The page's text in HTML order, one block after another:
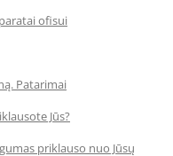
ofisui
Patarimai
Jūs?
priklauso nuo Jūsų